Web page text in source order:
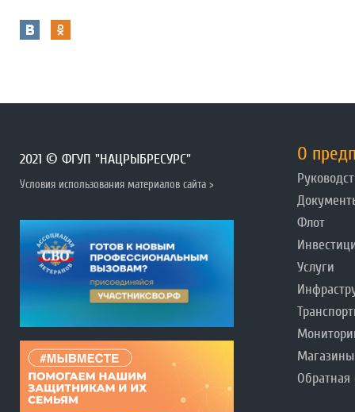
2021 © ФГУП "НАЦРЫБРЕСУРС"
Условия использования материалов сайта >
О
Флот
Услуги
Магазины
Обратная